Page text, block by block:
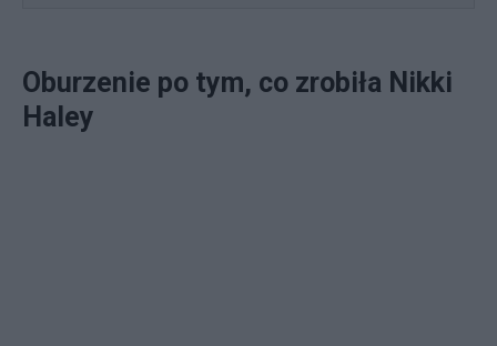
Oburzenie po tym, co zrobiła Nikki
Haley